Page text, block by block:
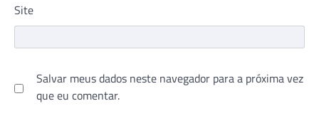
Site
Salvar meus dados neste navegador para a próxima vez
que eu comentar.